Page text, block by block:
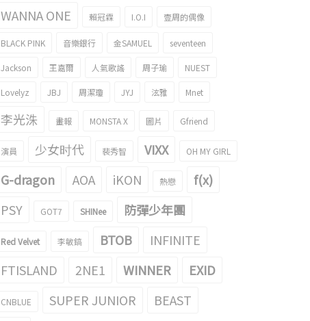
WANNA ONE 賴冠霖 I.O.I 壹周的偶像
BLACK PINK 音樂銀行 金SAMUEL seventeen
Jackson 王嘉爾 人氣歌謠 周子瑜 NUEST
Lovelyz JBJ 周潔瓊 JYJ 泫雅 Mnet
李光洙 畫報 MONSTA X 圖片 Gfriend
演員 少女时代 裴秀智 VIXX OH MY GIRL
G-dragon AOA iKON 熱戀
f(x)
PSY
GOT7 SHINee 防彈少年團
Red Velvet 李敏鎬 BTOB
INFINITE
FTISLAND
2NE1 WINNER EXID
CNBLUE SUPER JUNIOR BEAST